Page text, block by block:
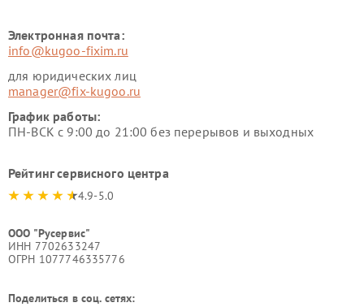
Электронная почта:
info@kugoo-fixim.ru
для юридических лиц
manager@fix-kugoo.ru
График работы:
ПН-ВСК с 9:00 до 21:00 без перерывов и выходных
Рейтинг сервисного центра
4.9-5.0
ООО "Русервис"
ИНН 7702633247
ОГРН 1077746335776
Поделиться в соц. сетях: